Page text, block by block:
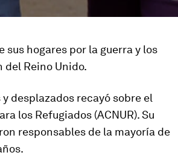
hogares por la guerra y los
Reino Unido.
desplazados recayó sobre el
los Refugiados (ACNUR). Su
responsables de la mayoría de